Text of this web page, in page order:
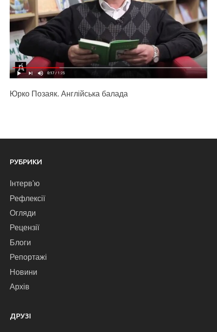
Юрко Позаяк. Англійська балада
РУБРИКИ
Інтерв'ю
Рефлексії
Огляди
Рецензії
Блоги
Репортажі
Новини
Архів
ДРУЗІ